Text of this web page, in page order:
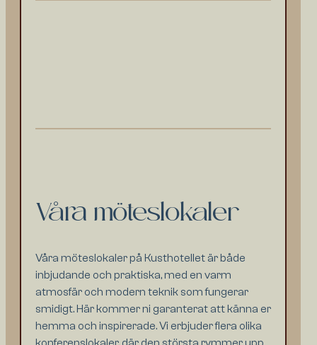
Våra möteslokaler
Våra möteslokaler på Kusthotellet är både
inbjudande och praktiska, med en varm
atmosfär och modern teknik som fungerar
smidigt. Här kommer ni garanterat att känna er
hemma och inspirerade. Vi erbjuder flera olika